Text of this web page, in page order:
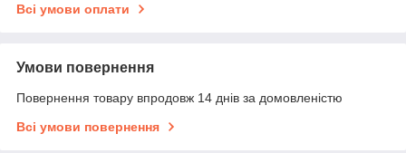
Всі умови оплати
Умови повернення
Повернення товару впродовж 14 днів за домовленістю
Всі умови повернення